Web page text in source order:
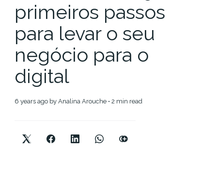
primeiros passos
para levar o seu
negócio para o
digital
6 years ago by Analina Arouche • 2 min read